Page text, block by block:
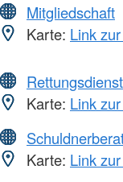
Mitgliedschaft
Karte: Link
Rettungsdienst
Karte: Link
Karte: Link